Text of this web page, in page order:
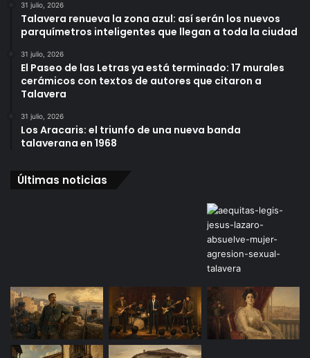
31 julio, 2026
Talavera renueva la zona azul: así serán los nuevos
parquímetros inteligentes que llegan a toda la ciudad
31 julio, 2026
El Paseo de las Letras ya está terminado: 17 murales
cerámicos con textos de autores que citaron a
Talavera
31 julio, 2026
Los Aracaris: el triunfo de una nueva banda
talaverana en 1968
Últimas noticias